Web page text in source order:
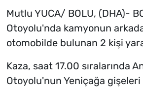
Mutlu YUCA/ BOLU, (DHA)-
Otoyolu'nda kamyonun
otomobilde bulunan 2 kişi
Kaza, saat 17.00 sıralarında
Otoyolu'nun Yeniçağa